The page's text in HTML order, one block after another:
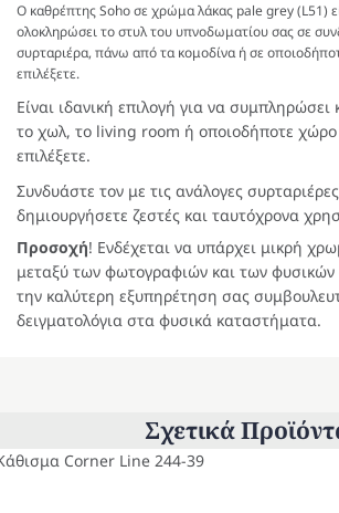
Ο καθρέπτης Soho σε χρώμα λάκας pale grey (L51)
ολοκληρώσει το στυλ του υπνοδωματίου σας σε
συρταριέρα, πάνω από τα κομοδίνα ή σε
επιλέξετε.
Είναι ιδανική επιλογή για να συμπληρώσει
το χωλ, το living room ή οποιοδήποτε χώρο
επιλέξετε.
Συνδυάστε τον με τις ανάλογες
δημιουργήσετε ζεστές και ταυτόχρονα
Προσοχή! Ενδέχεται να υπάρχει μικρή
μεταξύ των φωτογραφιών και των φυσικών
την καλύτερη εξυπηρέτηση σας
δειγματολόγια στα φυσικά καταστήματα.
Σχετικά